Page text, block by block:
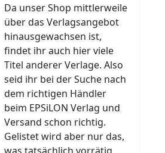
Da unser Shop mittlerweile
über das Verlagsangebot
hinausgewachsen ist,
findet ihr auch hier viele
Titel anderer Verlage. Also
seid ihr bei der Suche nach
dem richtigen Händler
beim EPSiLON Verlag und
Versand schon richtig.
Gelistet wird aber nur das,